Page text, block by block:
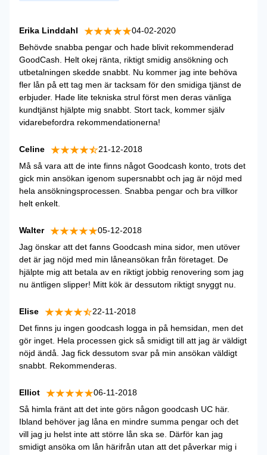
Erika Linddahl
04-02-2020
Behövde snabba pengar och hade blivit rekommenderad
GoodCash. Helt okej ränta, riktigt smidig ansökning och
utbetalningen skedde snabbt. Nu kommer jag inte behöva
fler lån på ett tag men är tacksam för den smidiga tjänst de
erbjuder. Hade lite tekniska strul först men deras vänliga
kundtjänst hjälpte mig snabbt. Stort tack, kommer själv
vidarebefordra rekommendationerna!
Celine
21-12-2018
Må så vara att de inte finns något Goodcash konto, trots det
gick min ansökan igenom supersnabbt och jag är nöjd med
hela ansökningsprocessen. Snabba pengar och bra villkor
helt enkelt.
Walter
05-12-2018
Jag önskar att det fanns Goodcash mina sidor, men utöver
det är jag nöjd med min låneansökan från företaget. De
hjälpte mig att betala av en riktigt jobbig renovering som jag
nu äntligen slipper! Mitt kök är dessutom riktigt snyggt nu.
Elise
22-11-2018
Det finns ju ingen goodcash logga in på hemsidan, men det
gör inget. Hela processen gick så smidigt till att jag är väldigt
nöjd ändå. Jag fick dessutom svar på min ansökan väldigt
snabbt. Rekommenderas.
Elliot
06-11-2018
Så himla fränt att det inte görs någon goodcash UC här.
Ibland behöver jag låna en mindre summa pengar och det
vill jag ju helst inte att större lån ska se. Därför kan jag
smidigt ansöka om lån härifrån utan att det påverkar mig i